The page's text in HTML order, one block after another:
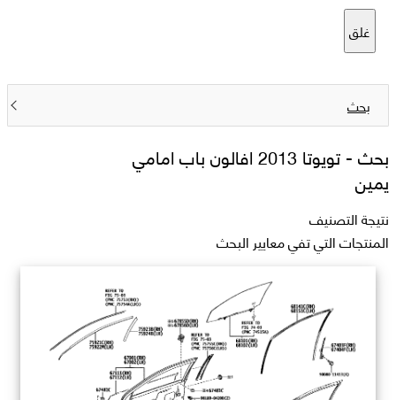
غلق
بحث
بحث - تويوتا 2013 افالون باب امامي
يمين
نتيجة التصنيف
المنتجات التي تفي معايير البحث